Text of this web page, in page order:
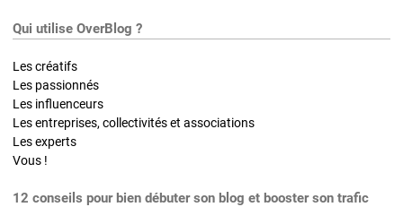
Qui utilise OverBlog ?
Les créatifs
Les passionnés
Les influenceurs
Les entreprises, collectivités et associations
Les experts
Vous !
12 conseils pour bien débuter son blog et booster son trafic